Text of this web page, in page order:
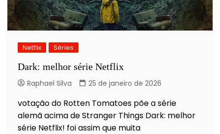
Netflix Séries
Dark: melhor série Netflix
Raphael Silva 25 de janeiro de 2026
votação do Rotten Tomatoes põe a série
alemã acima de Stranger Things Dark: melhor
série Netflix! foi assim que muita